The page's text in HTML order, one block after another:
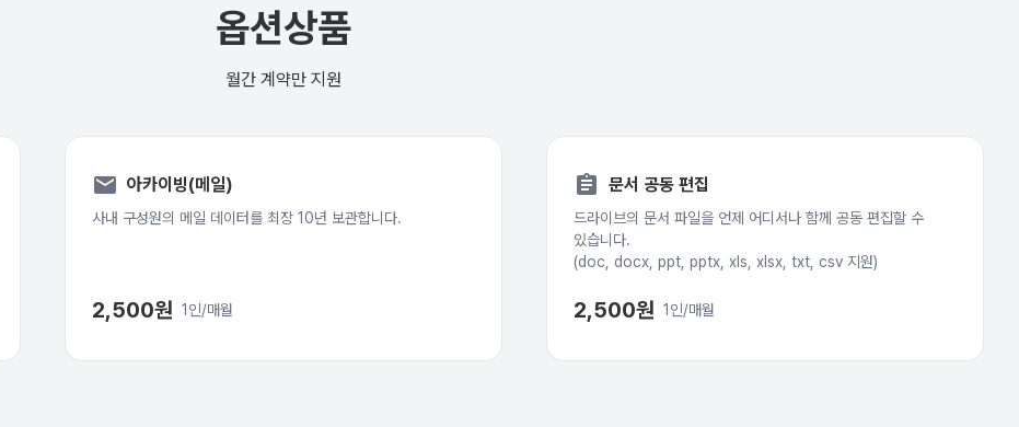
옵션상품
월간 계약만 지원
mail 아카이빙(메일)
사내 구성원의 메일 데이터를 최장 10년 보관합니다.
2,500원 1인/매월
assignment 문서 공동 편집
드라이브의 문서 파일을 언제 어디서나 함께 공동 편집할 수
있습니다.
(doc, docx, ppt, pptx, xls, xlsx, txt, csv 지원)
2,500원 1인/매월